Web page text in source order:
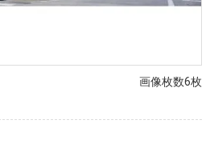
画像枚数6枚